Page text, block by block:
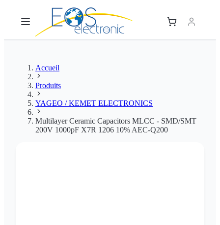
Accueil
Produits
YAGEO / KEMET ELECTRONICS
Multilayer Ceramic Capacitors MLCC - SMD/SMT
200V 1000pF X7R 1206 10% AEC-Q200